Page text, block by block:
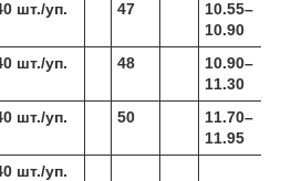
шт./уп. 47
10.55–
10.90
шт./уп. 48
10.90–
11.30
шт./уп. 50
11.70–
11.95
шт./уп.